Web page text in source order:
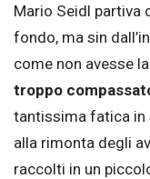
Mario Seidl partiva
fondo, ma sin
come non avesse
troppo
tantissima fatica in
alla rimonta degli
raccolti in un